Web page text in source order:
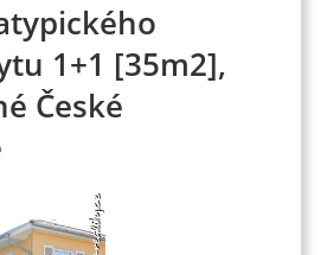
1+1 [35m2],
České